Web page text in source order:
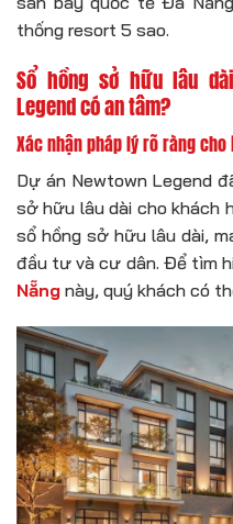
thống resort 5 sao.
Sổ hồng sở hữu lâu dài
Legend có an tâm?
Xác nhận pháp lý rõ ràng cho
Dự án Newtown Legend
sở hữu lâu dài cho khách
sổ hồng sở hữu lâu dài,
đầu tư và cư dân. Để tìm
Nẵng này, quý khách có